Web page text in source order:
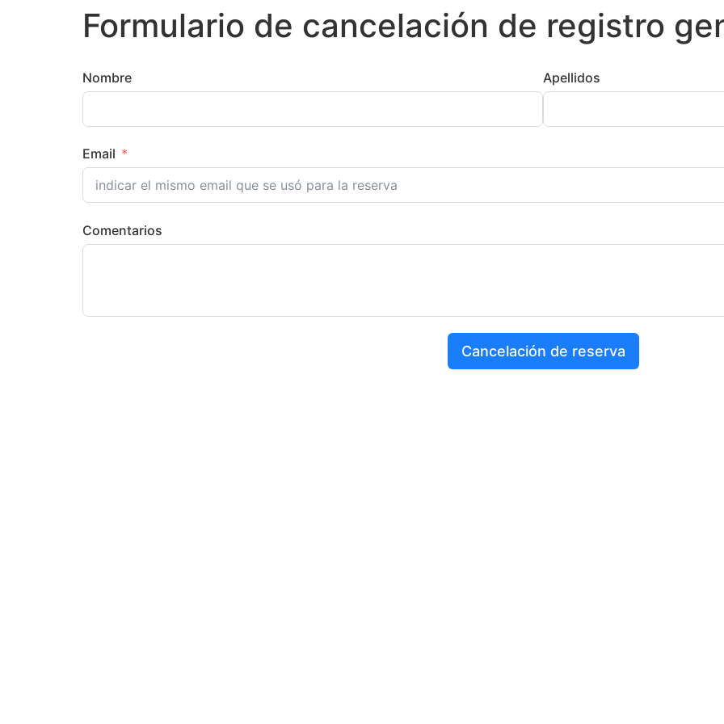
Formulario de cancelación de registro
Nombre Apellidos
Email
Comentarios
Cancelación de reserva